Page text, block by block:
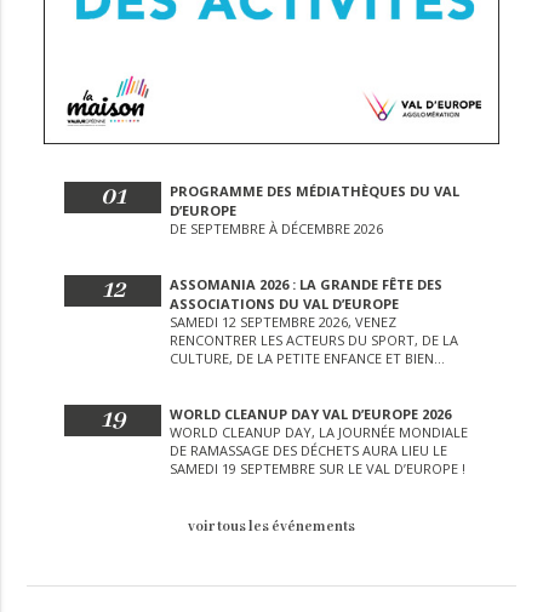
01
PROGRAMME DES MÉDIATHÈQUES DU VAL
D’EUROPE
DE SEPTEMBRE À DÉCEMBRE 2026
12
ASSOMANIA 2026 : LA GRANDE FÊTE DES
ASSOCIATIONS DU VAL D’EUROPE
SAMEDI 12 SEPTEMBRE 2026, VENEZ
RENCONTRER LES ACTEURS DU SPORT, DE LA
CULTURE, DE LA PETITE ENFANCE ET BIEN
19
WORLD CLEANUP DAY VAL D’EUROPE 2026
WORLD CLEANUP DAY, LA JOURNÉE MONDIALE
DE RAMASSAGE DES DÉCHETS AURA LIEU LE
SAMEDI 19 SEPTEMBRE SUR LE VAL D’EUROPE !
voir tous les événements